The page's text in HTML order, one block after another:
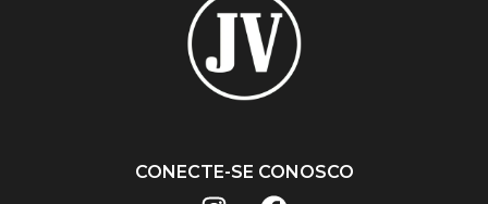
CONECTE-SE CONOSCO